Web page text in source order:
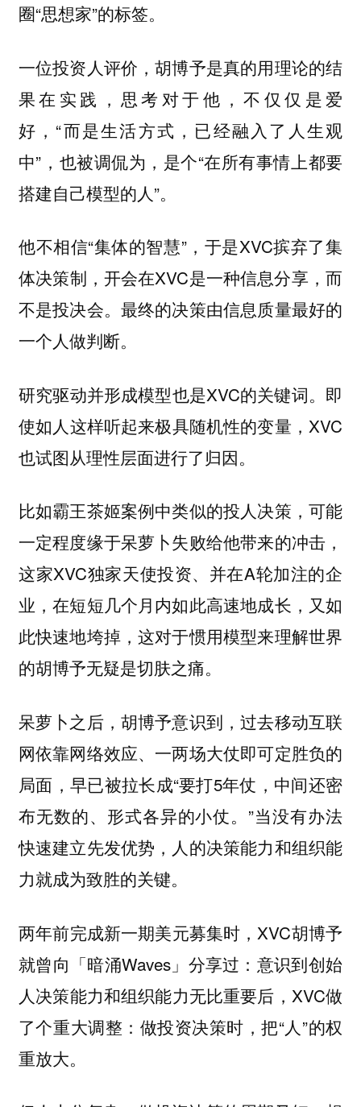
圈“思想家”的标签。
一位投资人评价，胡博予是真的用理论的结
果在实践，思考对于他，不仅仅是爱
好，“而是生活方式，已经融入了人生观
中”，也被调侃为，是个“在所有事情上都要
搭建自己模型的人”。
他不相信“集体的智慧”，于是XVC摈弃了集
体决策制，开会在XVC是一种信息分享，而
不是投决会。最终的决策由信息质量最好的
一个人做判断。
研究驱动并形成模型也是XVC的关键词。即
使如人这样听起来极具随机性的变量，XVC
也试图从理性层面进行了归因。
比如霸王茶姬案例中类似的投人决策，可能
一定程度缘于呆萝卜失败给他带来的冲击，
这家XVC独家天使投资、并在A轮加注的企
业，在短短几个月内如此高速地成长，又如
此快速地垮掉，这对于惯用模型来理解世界
的胡博予无疑是切肤之痛。
呆萝卜之后，胡博予意识到，过去移动互联
网依靠网络效应、一两场大仗即可定胜负的
局面，早已被拉长成“要打5年仗，中间还密
布无数的、形式各异的小仗。”当没有办法
快速建立先发优势，人的决策能力和组织能
力就成为致胜的关键。
两年前完成新一期美元募集时，XVC胡博予
就曾向「暗涌Waves」分享过：意识到创始
人决策能力和组织能力无比重要后，XVC做
了个重大调整：做投资决策时，把“人”的权
重放大。